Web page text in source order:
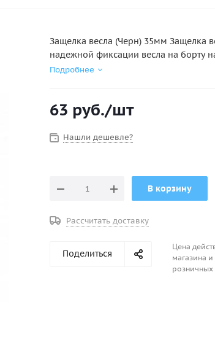
Защелка весла (Черн) 35мм Защелка
надежной фиксации весла на борту
Подробнее
63 руб./шт
Нашли дешевле?
В корзину
Рассчитать доставку
Поделиться
Цена
магазина и
розничных